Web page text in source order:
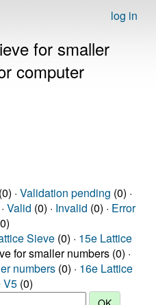
log in
for smaller
computer
· Validation pending (0) ·
Valid (0) · Invalid (0) · Error
Sieve (0) · 15e Lattice
for smaller numbers (0) ·
numbers (0) · 16e Lattice
V5 (0)